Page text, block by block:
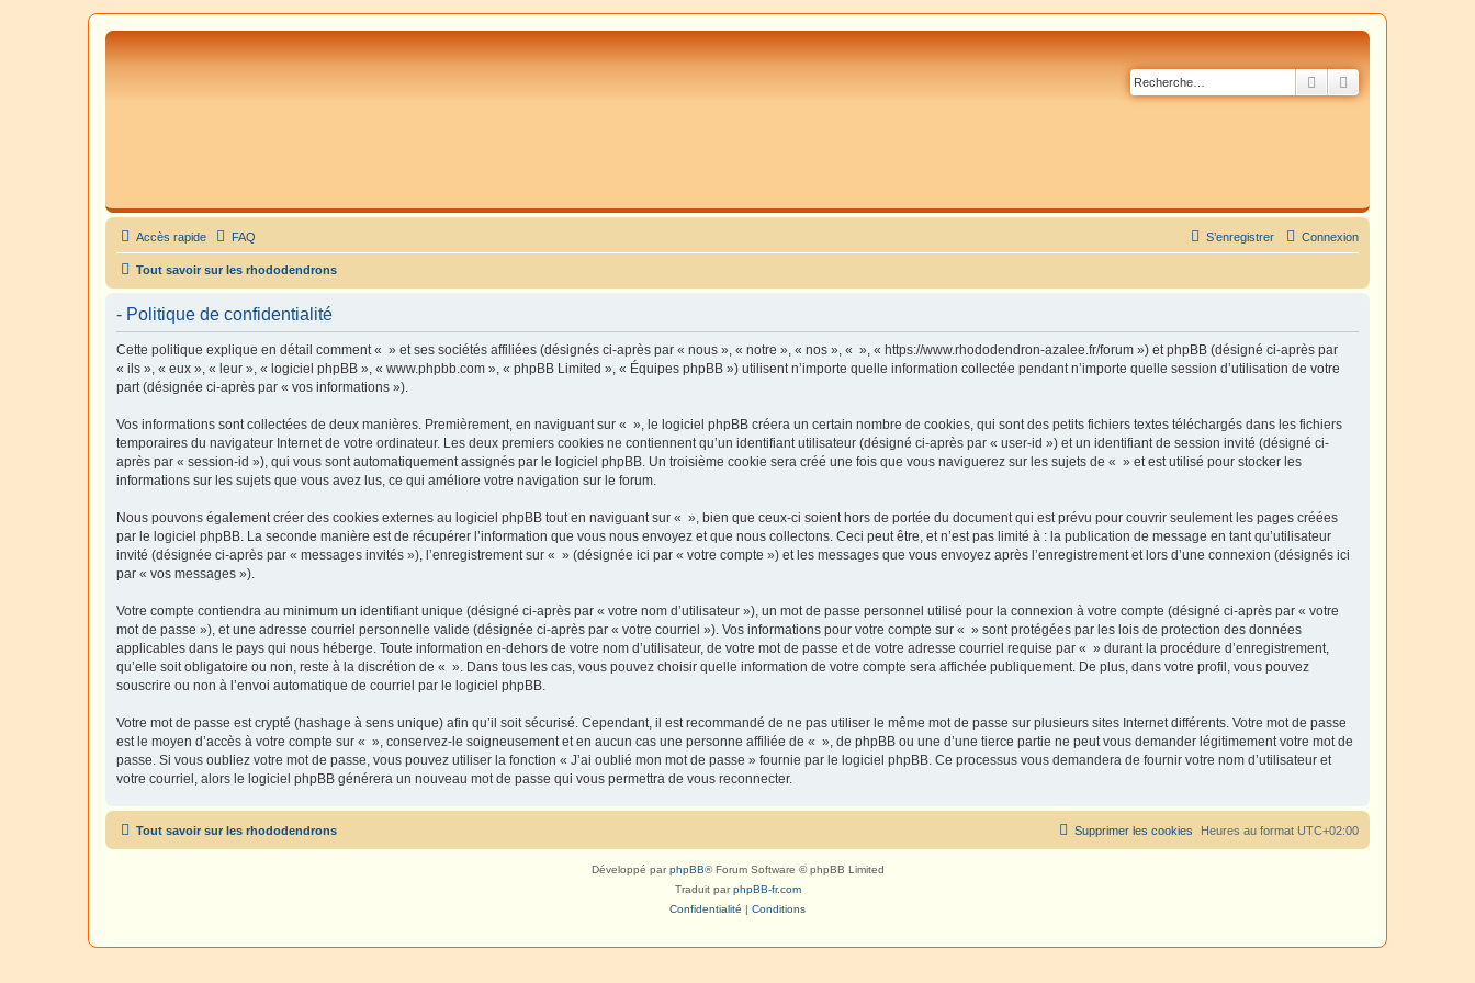
Rechercher
Accès rapide FAQ Connexion
S’enregistrer
Tout savoir sur les rhododendrons
- Politique de confidentialité
Cette politique explique en détail comment « » et ses sociétés affiliées (désignés ci-après par « nous », « notre », « nos », « », « https://www.rhododendron-azalee.fr/forum ») et phpBB (désigné ci-après par
« ils », « eux », « leur », « logiciel phpBB », « www.phpbb.com », « phpBB Limited », « Équipes phpBB ») utilisent n’importe quelle information collectée pendant n’importe quelle session d’utilisation de votre
part (désignée ci-après par « vos informations »).
Vos informations sont collectées de deux manières. Premièrement, en naviguant sur « », le logiciel phpBB créera un certain nombre de cookies, qui sont des petits fichiers textes téléchargés dans les fichiers
temporaires du navigateur Internet de votre ordinateur. Les deux premiers cookies ne contiennent qu’un identifiant utilisateur (désigné ci-après par « user-id ») et un identifiant de session invité (désigné ci-
après par « session-id »), qui vous sont automatiquement assignés par le logiciel phpBB. Un troisième cookie sera créé une fois que vous naviguerez sur les sujets de « » et est utilisé pour stocker les
informations sur les sujets que vous avez lus, ce qui améliore votre navigation sur le forum.
Nous pouvons également créer des cookies externes au logiciel phpBB tout en naviguant sur « », bien que ceux-ci soient hors de portée du document qui est prévu pour couvrir seulement les pages créées
par le logiciel phpBB. La seconde manière est de récupérer l’information que vous nous envoyez et que nous collectons. Ceci peut être, et n’est pas limité à : la publication de message en tant qu’utilisateur
invité (désignée ci-après par « messages invités »), l’enregistrement sur « » (désignée ici par « votre compte ») et les messages que vous envoyez après l’enregistrement et lors d’une connexion (désignés ici
par « vos messages »).
Votre compte contiendra au minimum un identifiant unique (désigné ci-après par « votre nom d’utilisateur »), un mot de passe personnel utilisé pour la connexion à votre compte (désigné ci-après par « votre
mot de passe »), et une adresse courriel personnelle valide (désignée ci-après par « votre courriel »). Vos informations pour votre compte sur « » sont protégées par les lois de protection des données
applicables dans le pays qui nous héberge. Toute information en-dehors de votre nom d’utilisateur, de votre mot de passe et de votre adresse courriel requise par « » durant la procédure d’enregistrement,
qu’elle soit obligatoire ou non, reste à la discrétion de « ». Dans tous les cas, vous pouvez choisir quelle information de votre compte sera affichée publiquement. De plus, dans votre profil, vous pouvez
souscrire ou non à l’envoi automatique de courriel par le logiciel phpBB.
Votre mot de passe est crypté (hashage à sens unique) afin qu’il soit sécurisé. Cependant, il est recommandé de ne pas utiliser le même mot de passe sur plusieurs sites Internet différents. Votre mot de passe
est le moyen d’accès à votre compte sur « », conservez-le soigneusement et en aucun cas une personne affiliée de « », de phpBB ou une d’une tierce partie ne peut vous demander légitimement votre mot de
passe. Si vous oubliez votre mot de passe, vous pouvez utiliser la fonction « J’ai oublié mon mot de passe » fournie par le logiciel phpBB. Ce processus vous demandera de fournir votre nom d’utilisateur et
votre courriel, alors le logiciel phpBB générera un nouveau mot de passe qui vous permettra de vous reconnecter.
Tout savoir sur les rhododendrons Heures au format UTC+02:00
Supprimer les cookies
Développé parphpBB® Forum Software © phpBB Limited
Traduit parphpBB-fr.com
Confidentialité | Conditions